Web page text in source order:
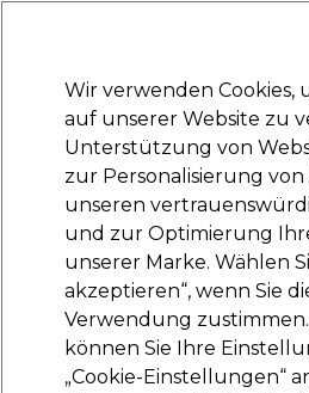
Marken Deals Haare
Lieferung und
– mehr
Haare Haarfarbe
Wir verwenden Cookies,
auf unserer Website zu
Unterstützung von
zur Personalisierung
unseren
und zur Optimierung
unserer Marke. Wählen
akzeptieren“, wenn Sie
Verwendung
können Sie Ihre
„Cookie-Einstellungen“